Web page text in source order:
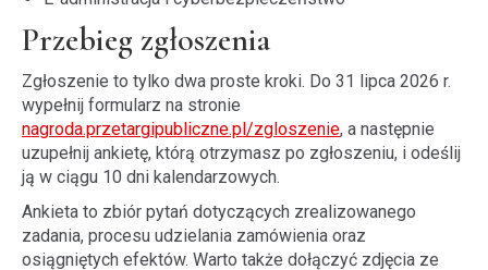
Przebieg zgłoszenia
Zgłoszenie to tylko dwa proste kroki. Do 31 lipca 2026 r.
wypełnij formularz na stronie
nagroda.przetargipubliczne.pl/zgloszenie, a następnie
uzupełnij ankietę, którą otrzymasz po zgłoszeniu, i odeślij
ją w ciągu 10 dni kalendarzowych.
Ankieta to zbiór pytań dotyczących zrealizowanego
zadania, procesu udzielania zamówienia oraz
osiągniętych efektów. Warto także dołączyć zdjęcia ze